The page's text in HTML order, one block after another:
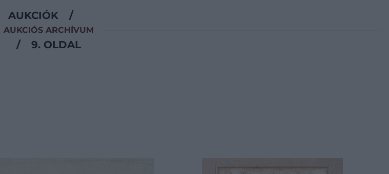
AUKCIÓK /
AUKCIÓS ARCHÍVUM
/ 9. OLDAL